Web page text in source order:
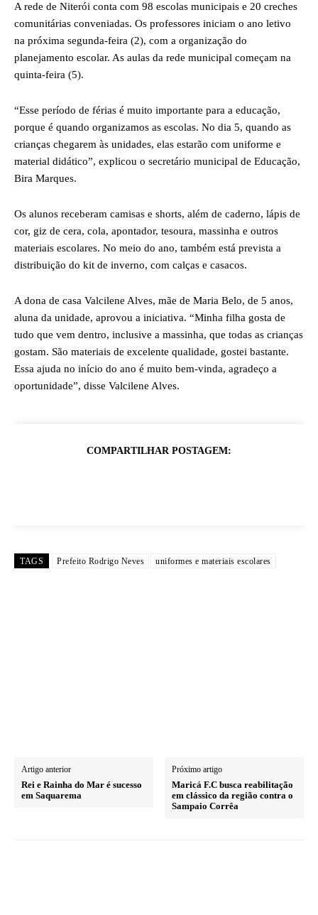
A rede de Niterói conta com 98 escolas municipais e 20 creches
comunitárias conveniadas. Os professores iniciam o ano letivo
na próxima segunda-feira (2), com a organização do
planejamento escolar. As aulas da rede municipal começam na
quinta-feira (5).
“Esse período de férias é muito importante para a educação,
porque é quando organizamos as escolas. No dia 5, quando as
crianças chegarem às unidades, elas estarão com uniforme e
material didático”, explicou o secretário municipal de Educação,
Bira Marques.
Os alunos receberam camisas e shorts, além de caderno, lápis de
cor, giz de cera, cola, apontador, tesoura, massinha e outros
materiais escolares. No meio do ano, também está prevista a
distribuição do kit de inverno, com calças e casacos.
A dona de casa Valcilene Alves, mãe de Maria Belo, de 5 anos,
aluna da unidade, aprovou a iniciativa. “Minha filha gosta de
tudo que vem dentro, inclusive a massinha, que todas as crianças
gostam. São materiais de excelente qualidade, gostei bastante.
Essa ajuda no início do ano é muito bem-vinda, agradeço a
oportunidade”, disse Valcilene Alves.
COMPARTILHAR POSTAGEM:
TAGS Prefeito Rodrigo Neves uniformes e materiais escolares
Artigo anterior
Rei e Rainha do Mar é sucesso
em Saquarema
Próximo artigo
Maricá F.C busca reabilitação
em clássico da região contra o
Sampaio Corrêa